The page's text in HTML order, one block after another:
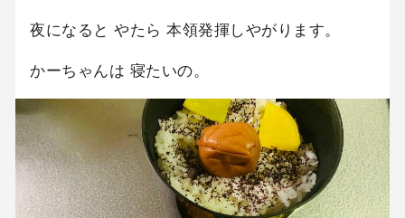
夜になると やたら 本領発揮しやがります。
かーちゃんは 寝たいの。